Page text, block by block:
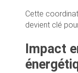
Cette
devient clé
Impact